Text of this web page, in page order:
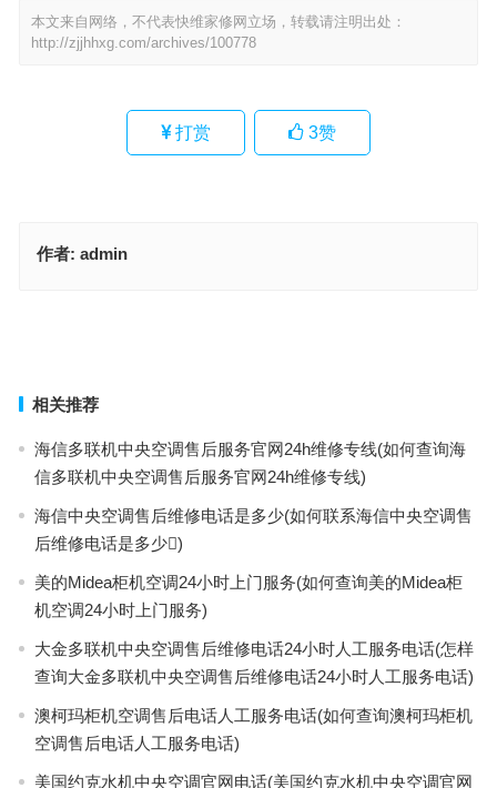
本文来自网络，不代表快维家修网立场，转载请注明出处：
http://zjjhhxg.com/archives/100778
打赏 3赞
作者: admin
相关推荐
海信多联机中央空调售后服务官网24h维修专线(如何查询海
信多联机中央空调售后服务官网24h维修专线)
海信中央空调售后维修电话是多少(如何联系海信中央空调售
后维修电话是多少)
美的Midea柜机空调24小时上门服务(如何查询美的Midea柜
机空调24小时上门服务)
大金多联机中央空调售后维修电话24小时人工服务电话(怎样
查询大金多联机中央空调售后维修电话24小时人工服务电话)
澳柯玛柜机空调售后电话人工服务电话(如何查询澳柯玛柜机
空调售后电话人工服务电话)
美国约克水机中央空调官网电话(美国约克水机中央空调官网